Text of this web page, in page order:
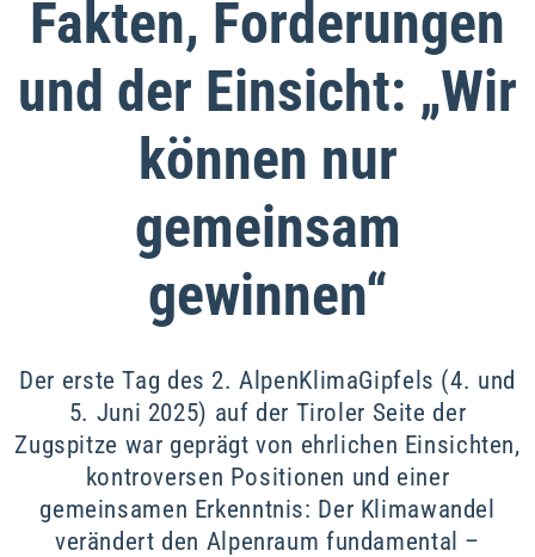
Fakten, Forderungen
und der Einsicht: „Wir
können nur
gemeinsam
gewinnen“
Der erste Tag des 2. AlpenKlimaGipfels (4. und
5. Juni 2025) auf der Tiroler Seite der
Zugspitze war geprägt von ehrlichen Einsichten,
kontroversen Positionen und einer
gemeinsamen Erkenntnis: Der Klimawandel
verändert den Alpenraum fundamental –